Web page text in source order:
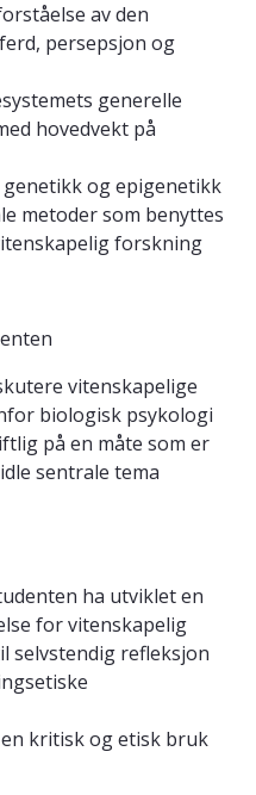
av den
persepsjon og
generelle
hovedvekt på
og epigenetikk
metoder som benyttes
forskning
vitenskapelige
biologisk psykologi
på en måte som er
sentrale tema
ha utviklet en
for vitenskapelig
selvstendig refleksjon
kritisk og etisk bruk